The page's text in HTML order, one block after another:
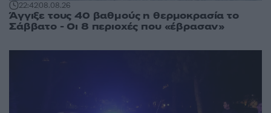
22:4208.08.26
Άγγιξε τους 40 βαθμούς η θερμοκρασία το
Σάββατο - Οι 8 περιοχές που «έβρασαν»